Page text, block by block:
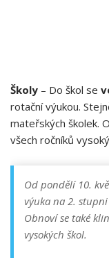
Školy – Do škol se
rotační výukou.
mateřských školek.
všech ročníků
Od pondělí 10.
výuka na 2. stupni
Obnoví se také
vysokých škol.